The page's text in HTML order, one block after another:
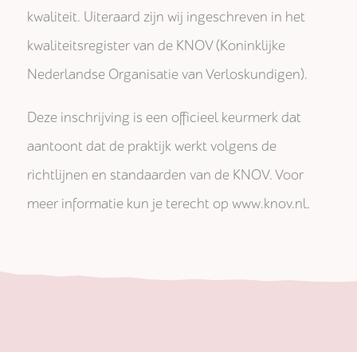
kwaliteit. Uiteraard zijn wij ingeschreven in het
kwaliteitsregister van de KNOV (Koninklijke
Nederlandse Organisatie van Verloskundigen).
Deze inschrijving is een officieel keurmerk dat
aantoont dat de praktijk werkt volgens de
richtlijnen en standaarden van de KNOV. Voor
meer informatie kun je terecht op www.knov.nl.